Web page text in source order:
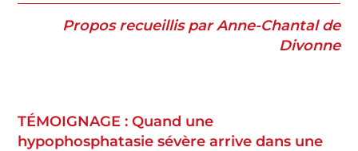
Propos recueillis par Anne-Chantal de
Divonne
TÉMOIGNAGE :Quand une
hypophosphatasie sévère arrive dans une